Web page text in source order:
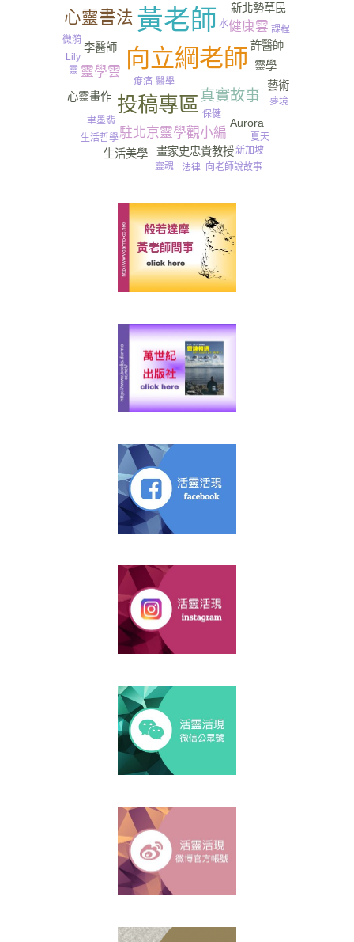
黃老師
向立綱老師
投稿專區
心靈書法
真實故事
健康雲
駐北京靈學觀小編
靈學雲
李醫師
畫家史忠貴教授
新北勢草民
靈學
心靈畫作
生活美學
Aurora
藝術
許醫師
保健
Lily
醫學
聿墨翡
法律
夢境
生活哲學
新加坡
課程
微漪
靈
痠痛
水
靈魂 向老師說故事
夏天